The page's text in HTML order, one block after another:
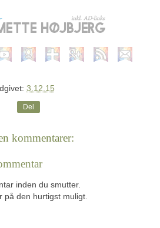
3.12.15
Del
kommentarer:
inden du smutter.
den hurtigst muligt.